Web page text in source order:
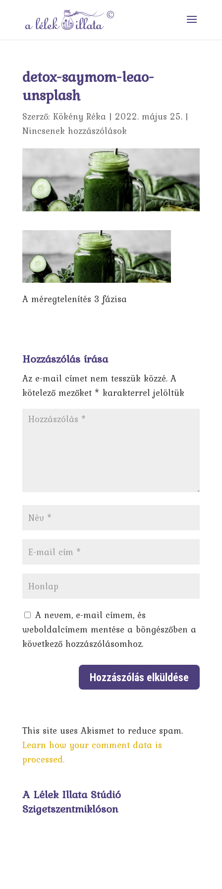
detox-saymom-leao-
unsplash
Szerző: Kökény Réka | 2022. május 25.|
Nincsenek hozzászólások
A méregtelenítés 3 fázisa
Hozzászólás írása
Az e-mail címet nem tesszük közzé. A
kötelező mezőket * karakterrel jelöltük
A nevem, e-mail címem, és
weboldalcímem mentése a böngészőben a
következő hozzászólásomhoz.
This site uses Akismet to reduce spam.
Learn how your comment data is
processed.
A Lélek Illata Stúdió
Szigetszentmiklóson